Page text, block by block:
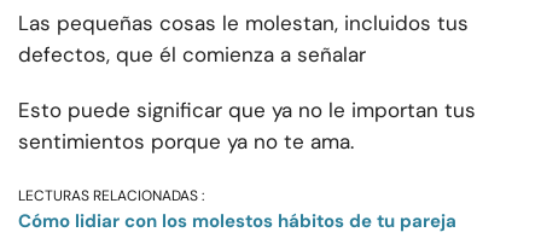
Las pequeñas cosas le molestan, incluidos tus
defectos, que él comienza a señalar
Esto puede significar que ya no le importan tus
sentimientos porque ya no te ama.
LECTURAS RELACIONADAS :
Cómo lidiar con los molestos hábitos de tu pareja